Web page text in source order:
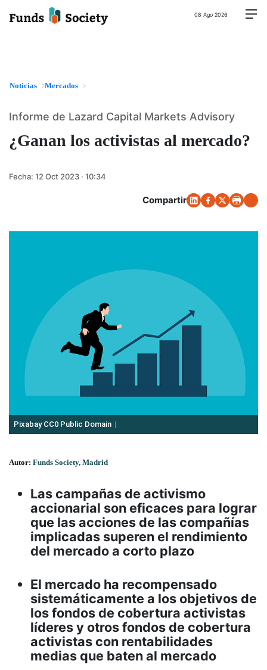
08 Ago 2026
Noticias Mercados
¿Ganan los activistas al mercado?
Informe de Lazard Capital Markets Advisory
Fecha: 12 Oct 2023 · 10:34
Compartir
Pixabay CC0 Public Domain
Autor: Funds Society, Madrid
Las campañas de activismo
accionarial son eficaces para lograr
que las acciones de las compañías
implicadas superen el rendimiento
del mercado a corto plazo
El mercado ha recompensado
sistemáticamente a los objetivos de
los fondos de cobertura activistas
líderes y otros fondos de cobertura
activistas con rentabilidades
medias que baten al mercado